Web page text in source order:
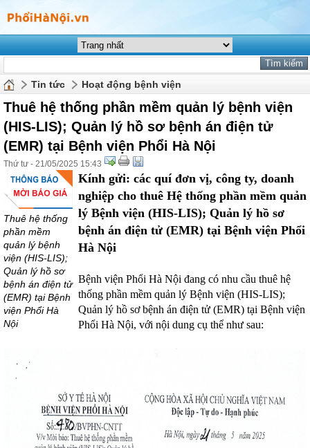
Tin tức Hoạt động bệnh viện
Thuê hệ thống phần mềm quản lý bệnh viện
(HIS-LIS); Quản lý hồ sơ bệnh án điện tử
(EMR) tại Bệnh viện Phổi Hà Nội
Thứ tư - 21/05/2025 15:43
Thuê hệ thống
phần mềm
quản lý bệnh
viện (HIS-LIS);
Quản lý hồ sơ
bệnh án điện tử
(EMR) tại Bệnh
viện Phổi Hà
Nội
Kính gửi: các quí đơn vị, công ty, doanh
nghiệp cho thuê Hệ thống phần mềm quản
lý Bệnh viện (HIS-LIS); Quản lý hồ sơ
bệnh án điện tử (EMR) tại Bệnh viện Phổi
Hà Nội
Bệnh viện Phổi Hà Nội đang có nhu cầu thuê hệ
thống phần mềm quản lý Bệnh viện (HIS-LIS);
Quản lý hồ sơ bệnh án điện tử (EMR) tại Bệnh viện
Phổi Hà Nội, với nội dung cụ thể như sau: